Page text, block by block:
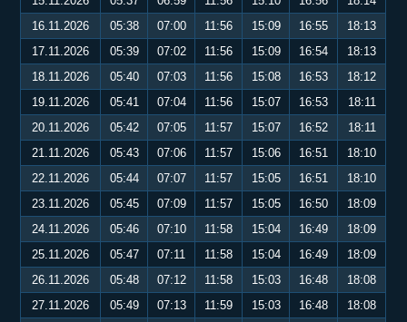
16.11.2026
05:38 07:00 11:56 15:09 16:55
18:13
17.11.2026
05:39 07:02 11:56 15:09 16:54
18:13
18.11.2026
05:40 07:03 11:56 15:08 16:53
18:12
19.11.2026
05:41 07:04 11:56 15:07 16:53
18:11
20.11.2026
05:42 07:05 11:57 15:07 16:52
18:11
21.11.2026
05:43 07:06 11:57 15:06 16:51
18:10
22.11.2026
05:44 07:07 11:57 15:05 16:51
18:10
23.11.2026
05:45 07:09 11:57 15:05 16:50
18:09
24.11.2026
05:46 07:10 11:58 15:04 16:49
18:09
25.11.2026
05:47 07:11 11:58 15:04 16:49
18:09
26.11.2026
05:48 07:12 11:58 15:03 16:48
18:08
27.11.2026
05:49 07:13 11:59 15:03 16:48
18:08